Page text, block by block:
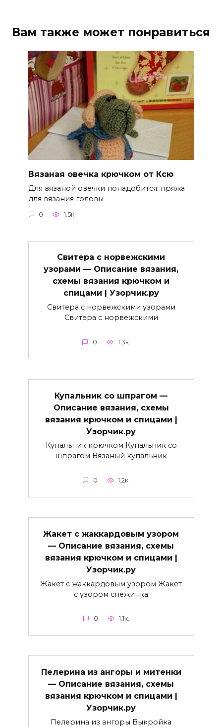
Вам также может понравиться
Вязаная овечка крючком от Ксю
Для вязаной овечки понадобится: пряжа
для вязания головы
0 1.5к.
Свитера с норвежскими
узорами — Описание вязания,
схемы вязания крючком и
спицами | Узорчик.ру
Свитера с норвежскими узорами
Свитера с норвежскими
0 1.3к.
Купальник со шпрагом —
Описание вязания, схемы
вязания крючком и спицами |
Узорчик.ру
Купальник крючком Купальник со
шпрагом Вязаный купальник
0 1.2к.
Жакет с жаккардовым узором
— Описание вязания, схемы
вязания крючком и спицами |
Узорчик.ру
Жакет с жаккардовым узором Жакет
с узором снежинка
0 1.1к.
Пелерина из ангоры и митенки
— Описание вязания, схемы
вязания крючком и спицами |
Узорчик.ру
Пелерина из ангоры Выкройка